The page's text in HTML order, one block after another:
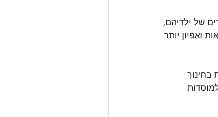
של ילדיהם,
ואפיון יותר
בחינוך